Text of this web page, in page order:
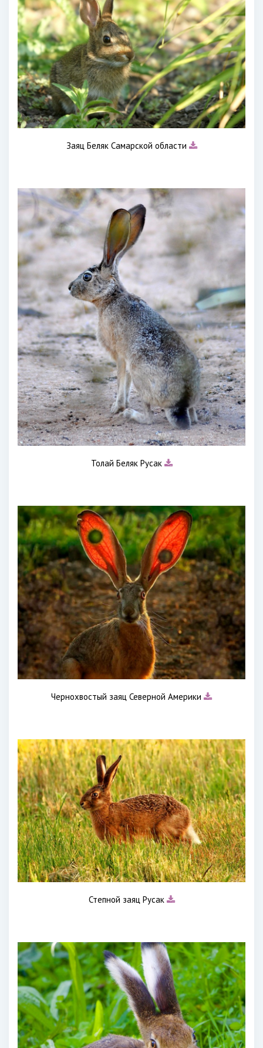
Заяц Беляк Самарской области
Толай Беляк Русак
Чернохвостый заяц Северной Америки
Степной заяц Русак